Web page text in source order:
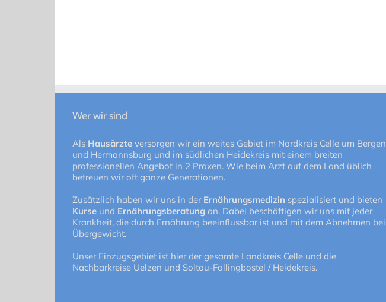
Wer wir sind
Als Hausärzte versorgen wir ein weites Gebiet im Nordkreis Celle um Bergen
und Hermannsburg und im südlichen Heidekreis mit einem breiten
professionellen Angebot in 2 Praxen. Wie beim Arzt auf dem Land üblich
betreuen wir oft ganze Generationen.
Zusätzlich haben wir uns in der Ernährungsmedizin spezialisiert und bieten
Kurse und Ernährungsberatung an. Dabei beschäftigen wir uns mit jeder
Krankheit, die durch Ernährung beeinflussbar ist und mit dem Abnehmen bei
Übergewicht.
Unser Einzugsgebiet ist hier der gesamte Landkreis Celle und die
Nachbarkreise Uelzen und Soltau-Fallingbostel / Heidekreis.